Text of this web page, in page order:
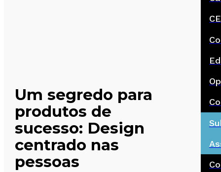
Um segredo para
produtos de
sucesso: Design
centrado nas
pessoas